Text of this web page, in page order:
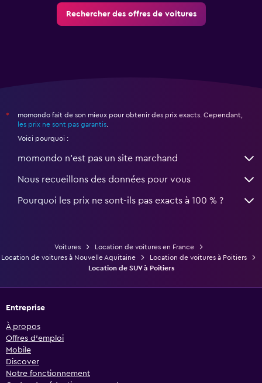
Rechercher des offres de voitures
*
momondo fait de son mieux pour obtenir des prix exacts. Cependant,
les prix ne sont pas garantis
Voici pourquoi :
momondo n'est pas un site marchand
Nous recueillons des données pour vous
Pourquoi les prix ne sont-ils pas exacts à 100 % ?
Voitures
Location de voitures en France
Location de voitures à Nouvelle Aquitaine
Location de voitures à Poitiers
Location de SUV à Poitiers
Entreprise
À propos
Offres d’emploi
Mobile
Discover
Notre fonctionnement